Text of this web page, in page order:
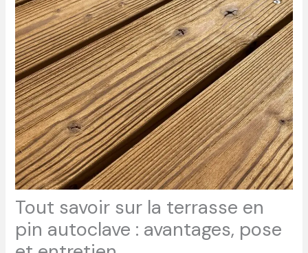
Tout savoir sur la terrasse en
pin autoclave : avantages, pose